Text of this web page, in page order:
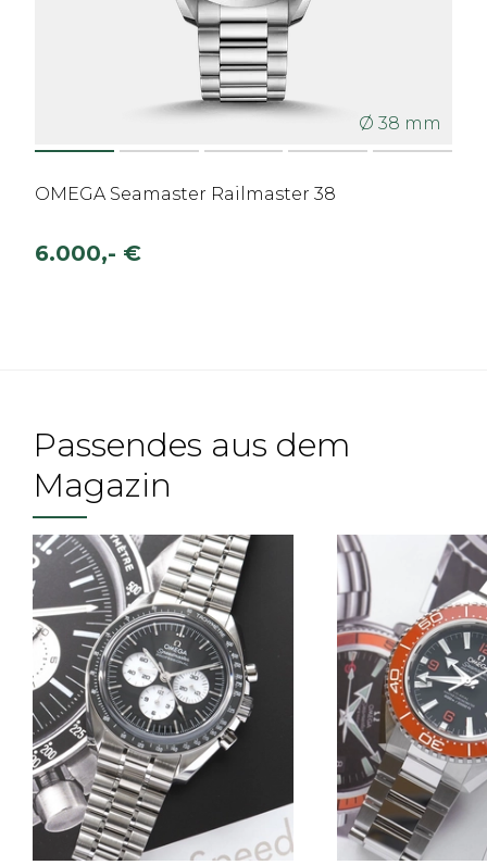
Ø 38 mm
OMEGA Seamaster Railmaster 38
6.000,- €
Passendes aus dem
Magazin